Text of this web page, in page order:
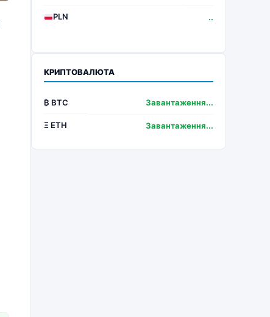
PLN ..
КРИПТОВАЛЮТА
₿ BTC Завантаження...
Ξ ETH Завантаження...